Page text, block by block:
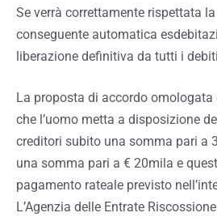
Se verrà correttamente rispettata
conseguente automatica
liberazione definitiva da tutti i
La proposta di accordo omologata
che l’uomo metta a disposizione
creditori subito una somma pari a
una somma pari a € 20mila e
pagamento rateale previsto
L’Agenzia delle Entrate